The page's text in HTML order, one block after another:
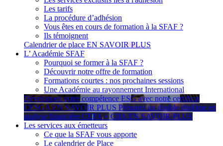
Les tarifs
La procédure d’adhésion
Vous êtes en cours de formation à la SFAF ?
Ils témoignent
Calendrier de place EN SAVOIR PLUS
L’ Académie SFAF
Pourquoi se former à la SFAF ?
Découvrir notre offre de formation
Formations courtes : nos prochaines sessions
Une Académie au rayonnement International
Développez votre compétence ESG avec notre certificat
CESGA EN SAVOIR PLUS Préparez un double diplôme en
analyse financière CEFA + CIIA EN SAVOIR PLUS
Les services aux émetteurs
Ce que la SFAF vous apporte
Le calendrier de Place